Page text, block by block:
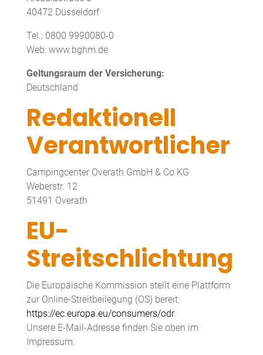
40472 Düsseldorf
Tel.: 0800 9990080-0
Web: www.bghm.de
Geltungsraum der Versicherung:
Deutschland
Redaktionell
Verantwortlicher
Campingcenter Overath GmbH & Co KG
Weberstr. 12
51491 Overath
EU-
Streitschlichtung
Die Europäische Kommission stellt eine Plattform
zur Online-Streitbeilegung (OS) bereit:
https://ec.europa.eu/consumers/odr.
Unsere E-Mail-Adresse finden Sie oben im
Impressum.